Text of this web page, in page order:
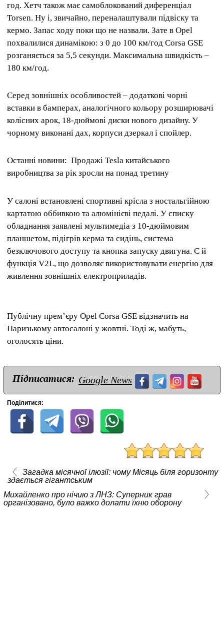
год. Хетч також має самоблокований диференціал
Torsen. Ну і, звичайно, переналаштували підвіску та
кермо. Запас ходу поки що не назвали. Зате в Opel
похвалилися динамікою: з 0 до 100 км/год Corsa GSE
розганяється за 5,5 секунди. Максимальна швидкість –
180 км/год.
Серед зовнішніх особливостей – додаткові чорні
вставки в бамперах, аналогічного кольору розширювачі
колісних арок, 18-дюймові диски нового дизайну. У
чорному виконані дах, корпуси дзеркал і спойлер.
Останні новини: Продажі Tesla китайського
виробництва за рік зросли на понад третину
У салоні встановлені спортивні крісла з ностальгійною
картатою оббивкою та алюмінієві педалі. У списку
обладнання заявлені мультимедіа з 10-дюймовим
планшетом, підігрів керма та сидінь, система
безключового доступу та кнопка запуску двигуна. Є й
функція V2L, що дозволяє використовувати енергію для
живлення зовнішніх електроприладів.
Публічну прем’єру Opel Corsa GSE відзначить на
Паризькому автосалоні у жовтні. Тоді ж, мабуть,
оголосять ціни.
Підписатися: Google News
Поділитися:
Загадка місячної ілюзії: чому Місяць біля горизонту
здається гігантським
Михайленко про нічию з ЛНЗ: Суперник грав
організовано, було важко долати їхню оборону